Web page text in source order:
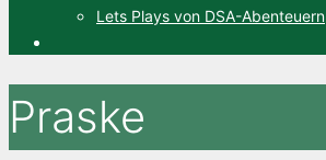
Lets Plays von DSA-Abenteuern
Praske